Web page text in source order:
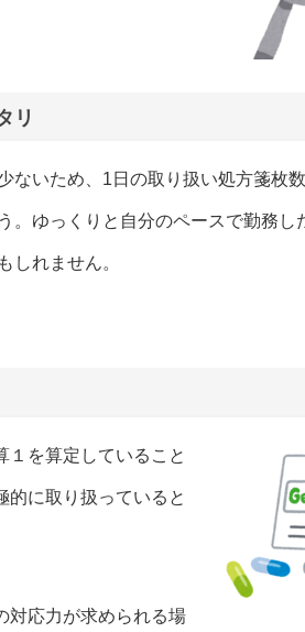
リ
ないため、1日の取り扱い処方箋枚
。ゆっくりと自分のペースで勤務し
しれません。
を算定していること
的に取り扱っていると
対応力が求められる場